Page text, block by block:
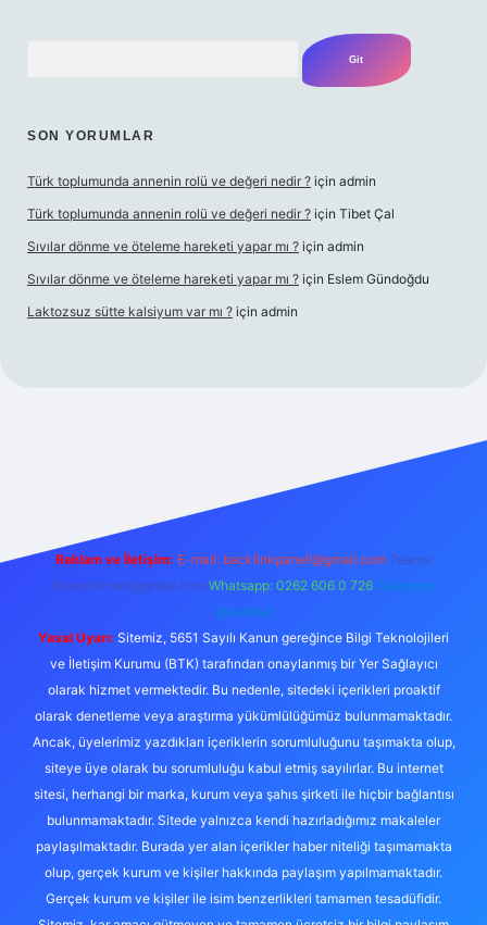
SON YORUMLAR
Türk toplumunda annenin rolü ve değeri nedir ? için admin
Türk toplumunda annenin rolü ve değeri nedir ? için Tibet Çal
Sıvılar dönme ve öteleme hareketi yapar mı ? için admin
Sıvılar dönme ve öteleme hareketi yapar mı ? için Eslem Gündoğdu
Laktozsuz sütte kalsiyum var mı ? için admin
Reklam ve İletişim: E-mail: backlinkpaneli@gmail.com Teams:
forumhizmeti@gmail.com Whatsapp: 0262 606 0 726 Telegram:
@karabul
Yasal Uyarı: Sitemiz, 5651 Sayılı Kanun gereğince Bilgi Teknolojileri
ve İletişim Kurumu (BTK) tarafından onaylanmış bir Yer Sağlayıcı
olarak hizmet vermektedir. Bu nedenle, sitedeki içerikleri proaktif
olarak denetleme veya araştırma yükümlülüğümüz bulunmamaktadır.
Ancak, üyelerimiz yazdıkları içeriklerin sorumluluğunu taşımakta olup,
siteye üye olarak bu sorumluluğu kabul etmiş sayılırlar. Bu internet
sitesi, herhangi bir marka, kurum veya şahıs şirketi ile hiçbir bağlantısı
bulunmamaktadır. Sitede yalnızca kendi hazırladığımız makaleler
paylaşılmaktadır. Burada yer alan içerikler haber niteliği taşımamakta
olup, gerçek kurum ve kişiler hakkında paylaşım yapılmamaktadır.
Gerçek kurum ve kişiler ile isim benzerlikleri tamamen tesadüfidir.